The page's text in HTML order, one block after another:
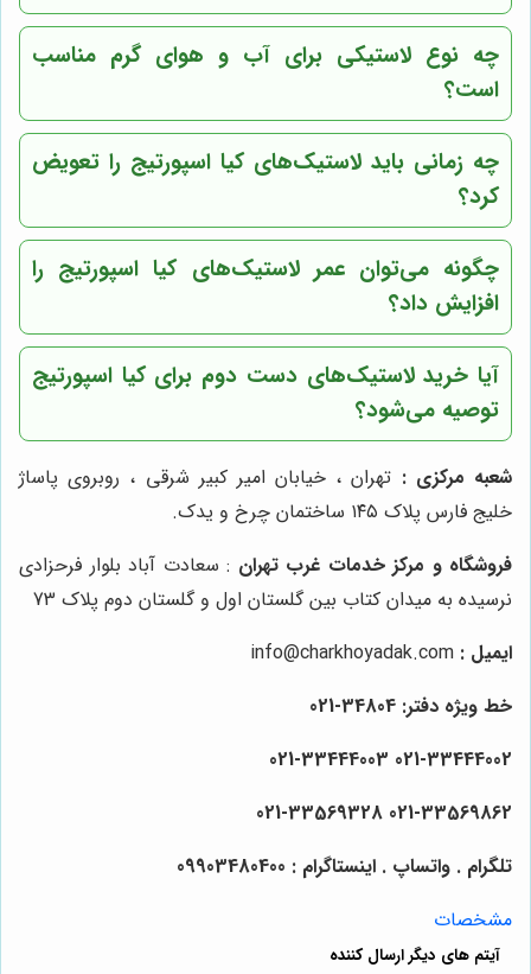
چه نوع لاستیکی برای آب و هوای گرم مناسب
است؟
چه زمانی باید لاستیک‌های کیا اسپورتیج را تعویض
کرد؟
چگونه می‌توان عمر لاستیک‌های کیا اسپورتیج را
افزایش داد؟
آیا خرید لاستیک‌های دست دوم برای کیا اسپورتیج
توصیه می‌شود؟
شعبه مرکزی : تهران ، خیابان امیر کبیر شرقی ، روبروی پاساژ
خلیج فارس پلاک ۱۴۵ ساختمان چرخ و یدک.
فروشگاه و مرکز خدمات غرب تهران : سعادت آباد بلوار فرحزادی
نرسیده به میدان کتاب بین گلستان اول و گلستان دوم پلاک 73
ایمیل : info@charkhoyadak.com
خط ویژه دفتر: 34804-021
021-33444002 021-33444003
021-33569862 021-33569328
تلگرام . واتساپ . اینستاگرام : 09903480400
مشخصات